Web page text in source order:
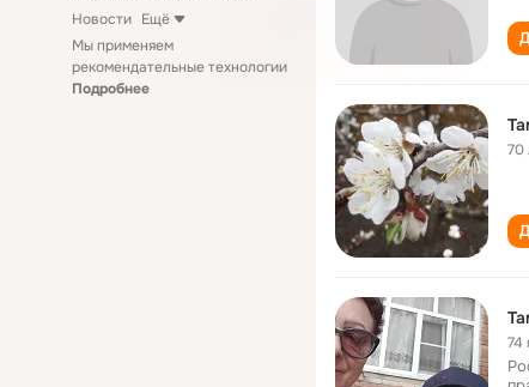
Новости Ещё
Мы применяем
рекомендательные технологии
Подробнее
70
74